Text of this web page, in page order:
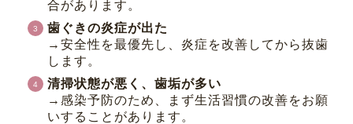
合があります。
歯ぐきの炎症が出た
→安全性を最優先し、炎症を改善してから抜歯
します。
清掃状態が悪く、歯垢が多い
→感染予防のため、まず生活習慣の改善をお願
いすることがあります。